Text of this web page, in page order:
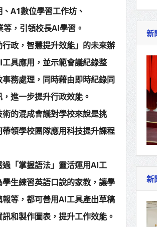
A1數位學習工作坊、
，引領校長AI學習。
政，智慧提升效能」的未來辦
具應用，並示範會議紀錄整
務處理，同時藉由即時紀錄同
進一步提升行政效能。
的混成會議對學校來說是挑
領學校團隊應用科技提升課程
「掌握語法」靈活運用AI工
生練習英語口說的家教，讓學
等，都可善用AI工具產出草稿
和製作圖表，提升工作效能。
新
新